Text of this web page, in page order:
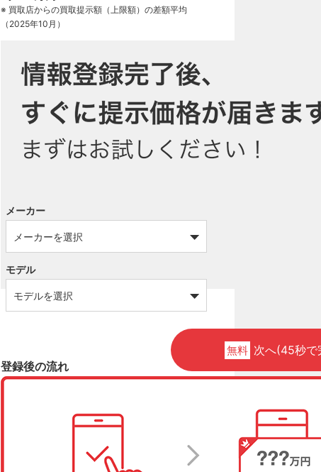
※ 買取店からの買取提示額（上限額）の差額平均
（2025年10月）
メーカー
モデル
無料 次へ(45秒で
登録後の流れ